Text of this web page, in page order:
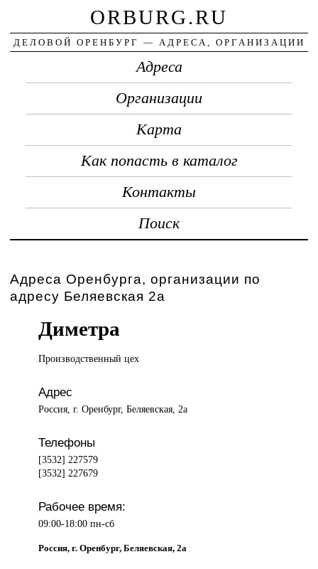
ORBURG.RU
ДЕЛОВОЙ ОРЕНБУРГ — АДРЕСА, ОРГАНИЗАЦИИ
Адреса
Организации
Карта
Как попасть в каталог
Контакты
Поиск
Адреса Оренбурга, организации по
адресу Беляевская 2а
Диметра
Производственный цех
Адрес
Россия, г. Оренбург, Беляевская, 2а
Телефоны
[3532] 227579
[3532] 227679
Рабочее время:
09:00-18:00 пн-сб
Россия, г. Оренбург, Беляевская, 2а